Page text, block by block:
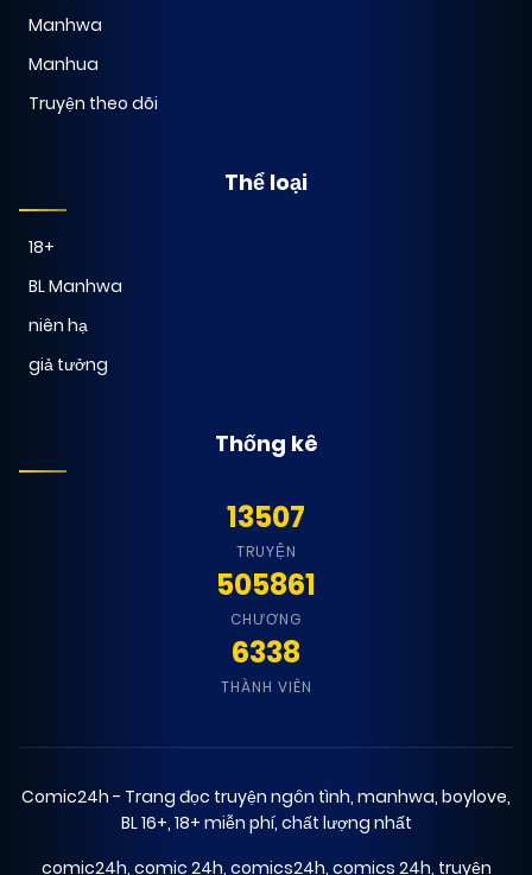
Manhwa
Manhua
Truyện theo dõi
Thể loại
18+
BL Manhwa
niên hạ
giả tưởng
Thống kê
13507
TRUYỆN
505861
CHƯƠNG
6338
THÀNH VIÊN
Comic24h - Trang đọc truyện ngôn tình, manhwa, boylove,
BL 16+, 18+ miễn phí, chất lượng nhất
comic24h, comic 24h, comics24h, comics 24h, truyện